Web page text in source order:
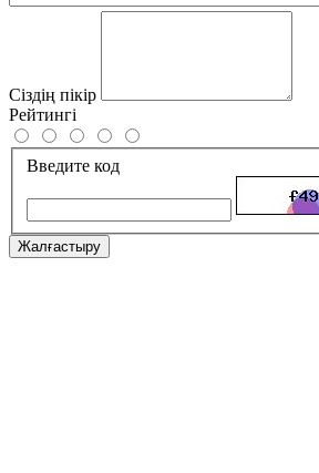
Сіздің пікір
Рейтингі
Введите код
Жалғастыру